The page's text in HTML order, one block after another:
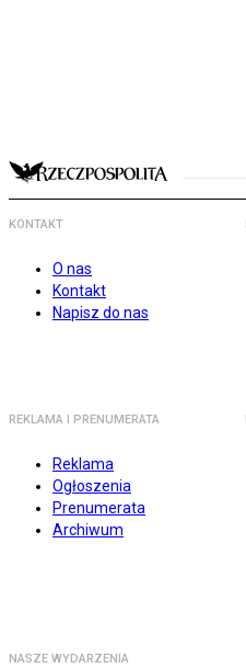
KONTAKT
O nas
Kontakt
Napisz do nas
REKLAMA I PRENUMERATA
Reklama
Ogłoszenia
Prenumerata
Archiwum
NASZE WYDARZENIA